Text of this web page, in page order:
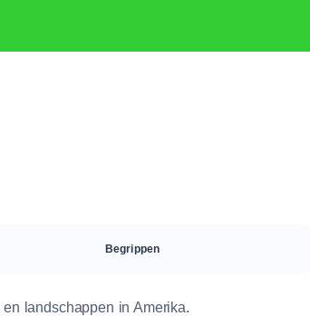
Begrippen
landschappen in Amerika.